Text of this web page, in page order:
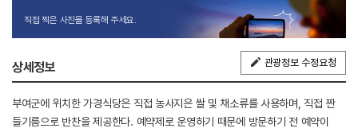
직접 찍은 사진을 등록해 주세요.
상세정보 관광정보 수정요청
부여군에 위치한 가경식당은 직접 농사지은 쌀 및 채소류를 사용하며, 직접 짠
들기름으로 반찬을 제공한다. 예약제로 운영하기 때문에 방문하기 전 예약이